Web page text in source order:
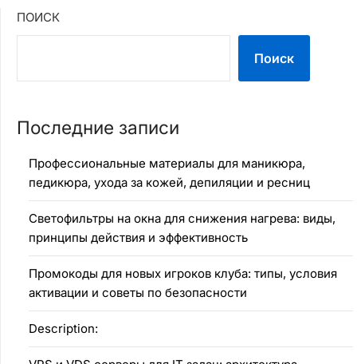
ПОИСК
Поиск
Последние записи
Профессиональные материалы для маникюра,
педикюра, ухода за кожей, депиляции и ресниц
Светофильтры на окна для снижения нагрева: виды,
принципы действия и эффективность
Промокоды для новых игроков клуба: типы, условия
активации и советы по безопасности
Description: